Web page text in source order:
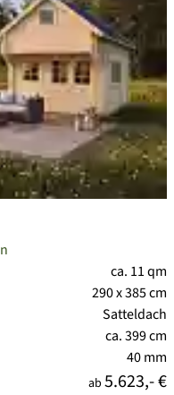
ca. 11 qm
290 x 385 cm
Satteldach
ca. 399 cm
40 mm
ab 5.623,- €